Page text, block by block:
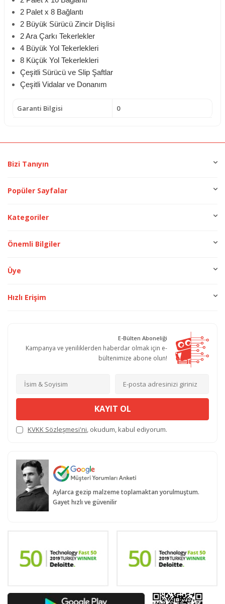
2 Palet x 8 Bağlantı
2 Büyük Sürücü Zincir Dişlisi
2 Ara Çarkı Tekerlekler
4 Büyük Yol Tekerlekleri
8 Küçük Yol Tekerlekleri
Çeşitli Sürücü ve Slip Şaftlar
Çeşitli Vidalar ve Donanım
Garanti Bilgisi 0
Bizi Tanıyın
Popüler Sayfalar
Kategoriler
Önemli Bilgiler
Üye
Hızlı Erişim
E-Bülten Aboneliği
Kampanya ve yeniliklerden haberdar olmak için e-
bültenimize abone olun!
KAYIT OL
KVKK Sözleşmesi'ni , okudum, kabul ediyorum.
Aylarca gezip malzeme toplamaktan yorulmuştum.
Gayet hızlı ve güvenilir